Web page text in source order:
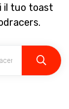
il tuo toast